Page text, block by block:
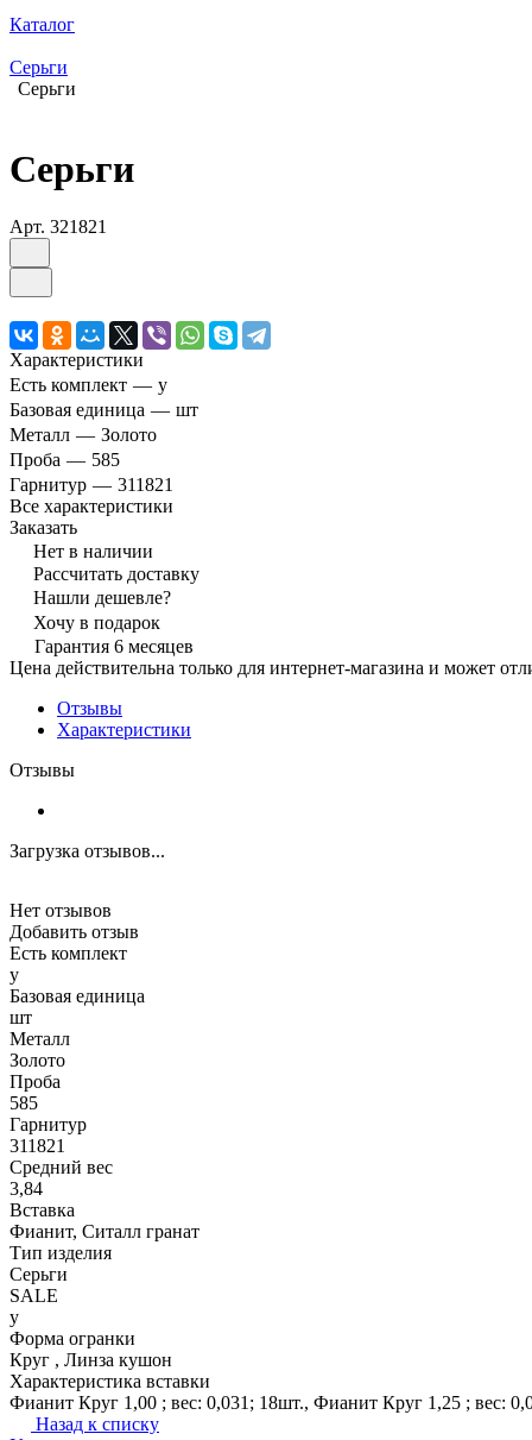
Каталог
Серьги
Серьги
Серьги
Арт. 321821
Характеристики
Есть комплект — y
Базовая единица — шт
Металл — Золото
Проба — 585
Гарнитур — 311821
Все характеристики
Заказать
Нет в наличии
Рассчитать доставку
Нашли дешевле?
Хочу в подарок
Гарантия 6 месяцев
Цена действительна только для интернет-магазина и может
Отзывы
Характеристики
Отзывы
Загрузка отзывов...
Нет отзывов
Добавить отзыв
Есть комплект
y
Базовая единица
шт
Металл
Золото
Проба
585
Гарнитур
311821
Средний вес
3,84
Вставка
Фианит, Ситалл гранат
Тип изделия
Серьги
SALE
y
Форма огранки
Круг , Линза кушон
Характеристика вставки
Фианит Круг 1,00 ; вес: 0,031; 18шт., Фианит Круг 1,25 ; вес:
Назад к списку